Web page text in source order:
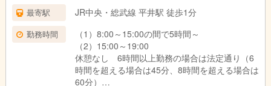
最寄駅 JR中央・総武線 平井駅 徒歩1分
勤務時間
（1）8:00～15:00の間で5時間～
（2）15:00～19:00
休憩なし 6時間以上勤務の場合は法定通り（6
時間を超える場合は45分、8時間を超える場合は
60分）